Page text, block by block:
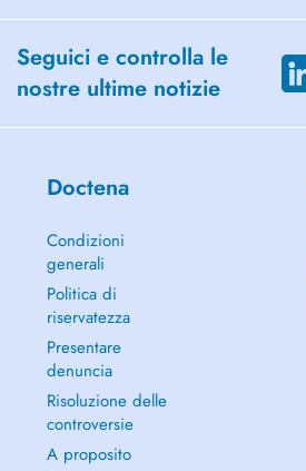
Seguici e controlla le
nostre ultime notizie
Doctena
Condizioni
generali
Politica di
riservatezza
Presentare
denuncia
Risoluzione delle
controversie
A proposito